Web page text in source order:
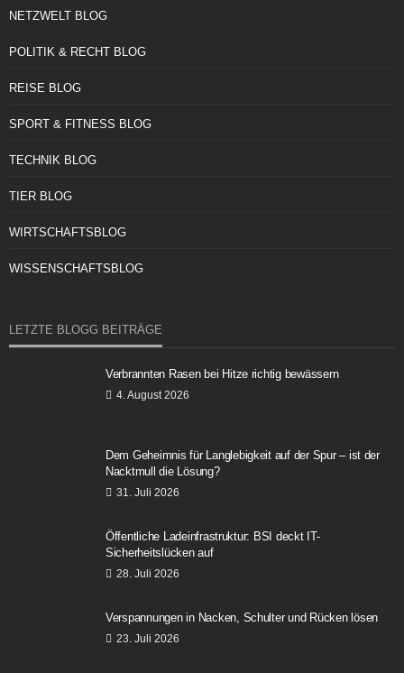
NETZWELT BLOG
POLITIK & RECHT BLOG
REISE BLOG
SPORT & FITNESS BLOG
TECHNIK BLOG
TIER BLOG
WIRTSCHAFTSBLOG
WISSENSCHAFTSBLOG
LETZTE BLOGG BEITRÄGE
Verbrannten Rasen bei Hitze richtig bewässern
4. August 2026
Dem Geheimnis für Langlebigkeit auf der Spur – ist der
Nacktmull die Lösung?
31. Juli 2026
Öffentliche Ladeinfrastruktur: BSI deckt IT-
Sicherheitslücken auf
28. Juli 2026
Verspannungen in Nacken, Schulter und Rücken lösen
23. Juli 2026